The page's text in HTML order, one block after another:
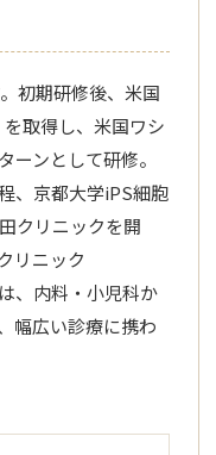
初期研修後、米国
取得し、米国ワシ
ーンとして研修。
、京都大学iPS細胞
クリニックを開
リニック
、内料・小児科か
幅広い診療に携わ